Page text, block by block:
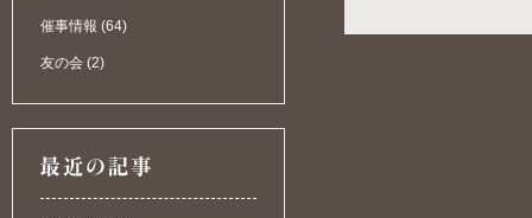
催事情報 (64)
友の会 (2)